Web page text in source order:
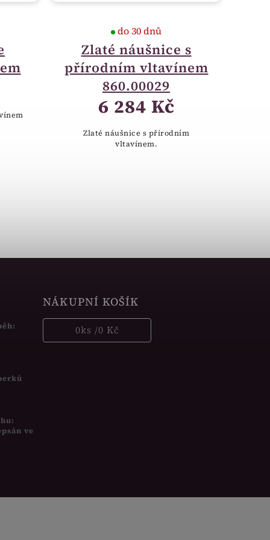
Zlaté náušnice s
přírodním vltavínem
860.00029
do 30 dnů
6 284 Kč
Zlaté náušnice s přírodním
vltavínem.
ve
NÁKUPNÍ KOŠÍK
0ks /0 Kč